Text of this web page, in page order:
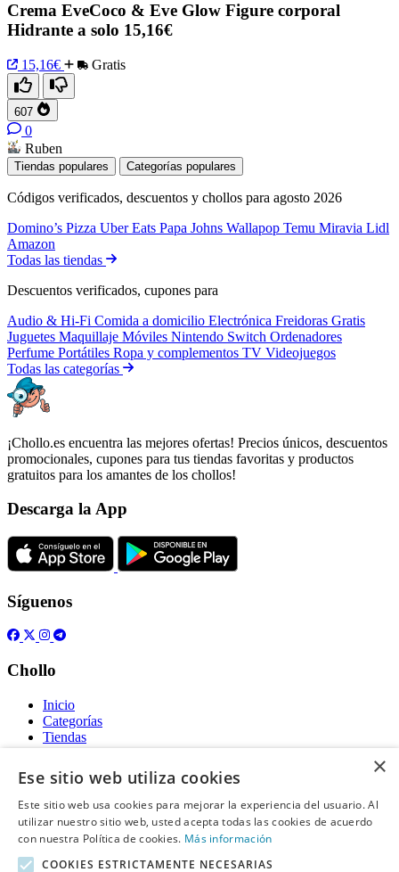
Crema EveCoco & Eve Glow Figure corporal
Hidrante a solo 15,16€
15,16€ Gratis
607
0
Ruben
Tiendas populares Categorías populares
Códigos verificados, descuentos y chollos para agosto 2026
Domino’s Pizza Uber Eats Papa Johns Wallapop Temu Miravia Lidl
Amazon
Todas las tiendas
Descuentos verificados, cupones para
Audio & Hi-Fi Comida a domicilio Electrónica Freidoras Gratis
Juguetes Maquillaje Móviles Nintendo Switch Ordenadores
Perfume Portátiles Ropa y complementos TV Videojuegos
Todas las categorías
¡Chollo.es encuentra las mejores ofertas! Precios únicos, descuentos
promocionales, cupones para tus tiendas favoritas y productos
gratuitos para los amantes de los chollos!
Descarga la App
Síguenos
Chollo
Inicio
Categorías
Tiendas
Gratis
Acerca de
Sobre nosotros
Contacto
×
Ese sitio web utiliza cookies
Este sitio web usa cookies para mejorar la experiencia del usuario. Al
utilizar nuestro sitio web, usted acepta todas las cookies de acuerdo
con nuestra Política de cookies. Más información
COOKIES ESTRICTAMENTE NECESARIAS